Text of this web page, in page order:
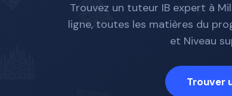
Trouvez un tuteur IB expert à
ligne, toutes les matières du
et Niveau
Trouver